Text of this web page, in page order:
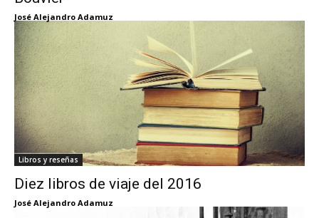
José Alejandro Adamuz
Libros y reseñas
Diez libros de viaje del 2016
José Alejandro Adamuz